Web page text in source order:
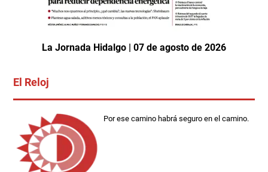
La Jornada Hidalgo | 07 de agosto de 2026
El Reloj
Por ese camino habrá seguro en el camino.